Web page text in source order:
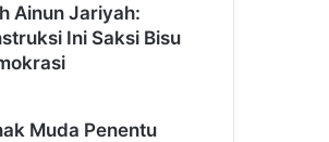
Ainun Jariyah:
Ini Saksi Bisu
Muda Penentu